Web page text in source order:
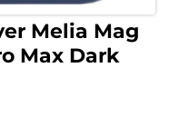
Melia Mag
Max Dark